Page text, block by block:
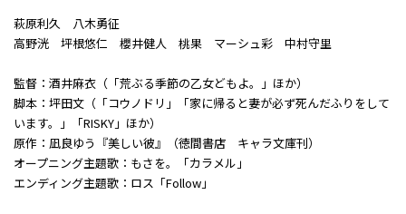
萩原利久 八木勇征
高野洸 坪根悠仁 櫻井健人 桃果 マーシュ彩 中村守里
監督：酒井麻衣（「荒ぶる季節の乙女どもよ。」ほか）
脚本：坪田文（「コウノドリ」「家に帰ると妻が必ず死んだふりをして
います。」「RISKY」ほか）
原作：凪良ゆう『美しい彼』（徳間書店 キャラ文庫刊）
オープニング主題歌：もさを。「カラメル」
エンディング主題歌：ロス「Follow」